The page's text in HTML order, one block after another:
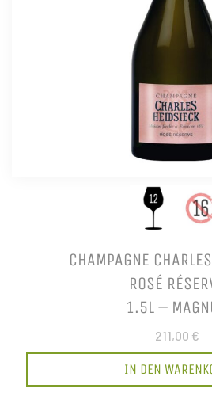
CHAMPAGNE
ROSÉ
1.5L –
211,00 €
IN DEN